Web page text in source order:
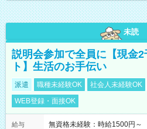
未読
説明会参加で全員に【現金
ト】生活のお手伝い
派遣 職種未経験OK 社会人未経験OK
WEB登録・面接OK
給与
無資格未経験：時給1500円